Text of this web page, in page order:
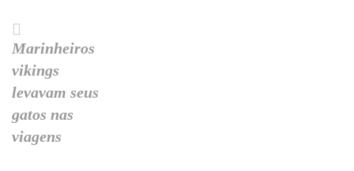
Marinheiros
vikings
levavam seus
gatos nas
viagens